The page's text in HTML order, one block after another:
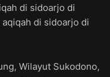
di sidoarjo di
di sidoarjo di
Wilayut Sukodono,